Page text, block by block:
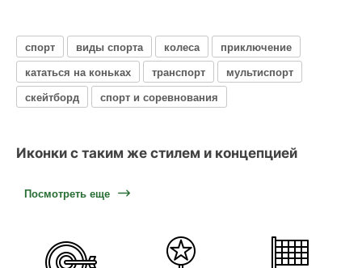
спорт виды спорта колеса
приключение
кататься на коньках
транспорт
мультиспорт
скейтборд
спорт и соревнования
Иконки с таким же стилем и концепцией
Посмотреть еще